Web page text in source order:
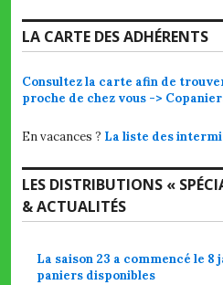
LA CARTE DES ADHÉRENTS
Consultez la carte afin de
proche de chez vous ->
En vacances ? La liste des
LES DISTRIBUTIONS «
& ACTUALITÉS
La saison 23 a commencé le
paniers disponibles